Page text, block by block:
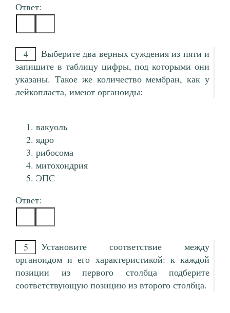
Ответ:
4
Выберите два верных суждения из пяти и
запишите в таблицу цифры, под которыми они
указаны. Такое же количество мембран, как у
лейкопласта, имеют органоиды:
вакуоль
ядро
рибосома
митохондрия
ЭПС
Ответ:
5
Установите соответствие между
органоидом и его характеристикой: к каждой
позиции из первого столбца подберите
соответствующую позицию из второго столбца.